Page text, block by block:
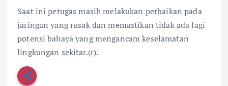
Saat ini petugas masih melakukan perbaikan pada
jaringan yang rusak dan memastikan tidak ada lagi
potensi bahaya yang mengancam keselamatan
lingkungan sekitar.(r).